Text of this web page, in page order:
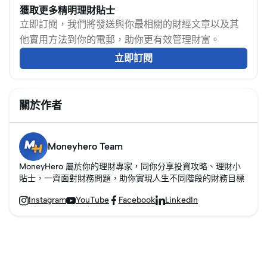
駛。所有車款二手價均
在10萬港幣以下，讓你
輕鬆上車，無需為保
險、停車場等額外開支
過分擔憂！
提供實用的應對建議，
幫助你保護自身權益，
同時提升你的保險索償
成功率！
獲取更多精明理財貼士
立即訂閱，我們將發送與你最相關的財經文章以及其
他實用方法到你的電郵，助你更有效管理財富。
立即訂閱
關於作者
Moneyhero Team
MoneyHero 屬於你的理財專家，同你分享投資攻略、理財小
貼士，一齊面對財務問題，助你實現人生不同階段的財務目標
InstagramYouTube  FacebookLinkedIn